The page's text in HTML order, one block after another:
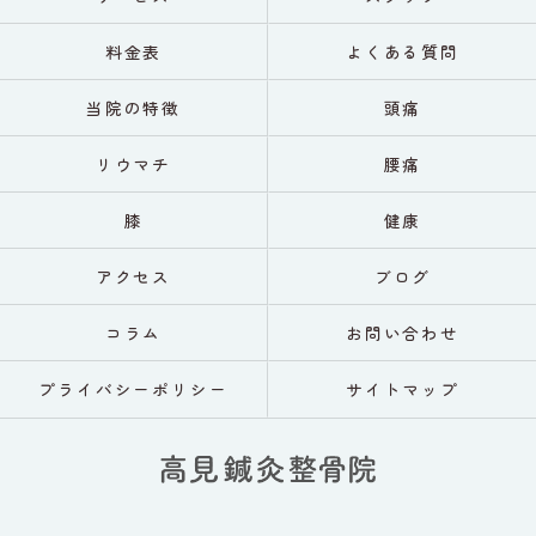
料金表 よくある質問
当院の特徴 頭痛
リウマチ 腰痛
膝 健康
アクセス ブログ
コラム お問い合わせ
プライバシーポリシー サイトマップ